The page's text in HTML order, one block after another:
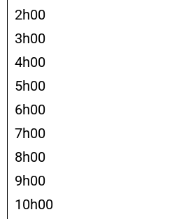
2h00
3h00
4h00
5h00
6h00
7h00
8h00
9h00
10h00